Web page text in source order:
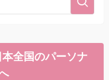
本全国のパーソナ